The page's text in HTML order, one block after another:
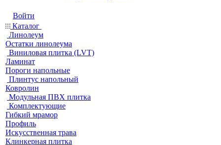
Войти
Каталог
Линолеум
Остатки линолеума
Виниловая плитка (LVT)
Ламинат
Пороги напольные
Плинтус напольный
Ковролин
Модульная ПВХ плитка
Комплектующие
Гибкий мрамор
Профиль
Искусственная трава
Клинкерная плитка